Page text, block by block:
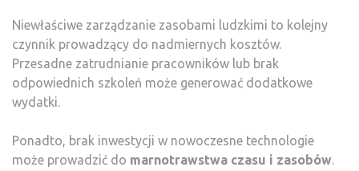
Niewłaściwe zarządzanie zasobami ludzkimi to kolejny
czynnik prowadzący do nadmiernych kosztów.
Przesadne zatrudnianie pracowników lub brak
odpowiednich szkoleń może generować dodatkowe
wydatki.
Ponadto, brak inwestycji w nowoczesne technologie
może prowadzić do marnotrawstwa czasu i zasobów.